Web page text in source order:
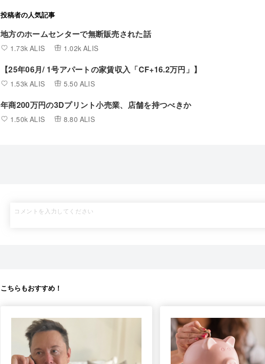
投稿者の人気記事
地方のホームセンターで無断販売された話
1.73k ALIS 1.02k ALIS
【25年06月/ 1号アパートの家賃収入「CF+16.2万円」】
1.53k ALIS 5.50 ALIS
年商200万円の3Dプリント小売業、店舗を持つべきか
1.50k ALIS 8.80 ALIS
こちらもおすすめ！